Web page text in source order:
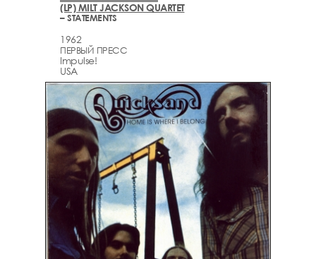
(LP) MILT JACKSON QUARTET
– STATEMENTS
1962
ПЕРВЫЙ ПРЕСС
Impulse!
USA